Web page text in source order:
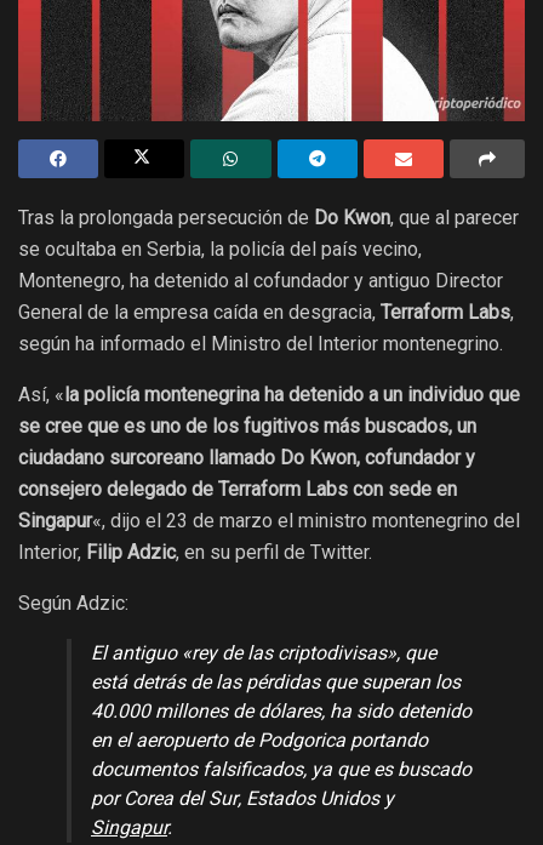
Tras la prolongada persecución de Do Kwon, que al parecer
se ocultaba en Serbia, la policía del país vecino,
Montenegro, ha detenido al cofundador y antiguo Director
General de la empresa caída en desgracia, Terraform Labs,
según ha informado el Ministro del Interior montenegrino.
Así, «la policía montenegrina ha detenido a un individuo que
se cree que es uno de los fugitivos más buscados, un
ciudadano surcoreano llamado Do Kwon, cofundador y
consejero delegado de Terraform Labs con sede en
Singapur«, dijo el 23 de marzo el ministro montenegrino del
Interior, Filip Adzic, en su perfil de Twitter.
Según Adzic:
El antiguo «rey de las criptodivisas», que
está detrás de las pérdidas que superan los
40.000 millones de dólares, ha sido detenido
en el aeropuerto de Podgorica portando
documentos falsificados, ya que es buscado
por Corea del Sur, Estados Unidos y
Singapur.